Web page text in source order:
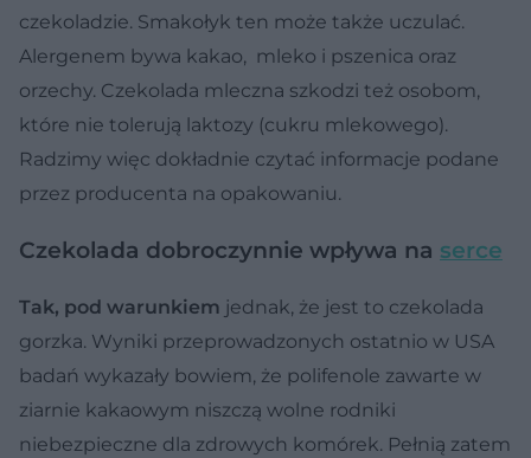
czekoladzie. Smakołyk ten może także uczulać.
Alergenem bywa kakao, mleko i pszenica oraz
orzechy. Czekolada mleczna szkodzi też osobom,
które nie tolerują laktozy (cukru mlekowego).
Radzimy więc dokładnie czytać informacje podane
przez producenta na opakowaniu.
Czekolada dobroczynnie wpływa na serce
Tak, pod warunkiem jednak, że jest to czekolada
gorzka. Wyniki przeprowadzonych ostatnio w USA
badań wykazały bowiem, że polifenole zawarte w
ziarnie kakaowym niszczą wolne rodniki
niebezpieczne dla zdrowych komórek. Pełnią zatem